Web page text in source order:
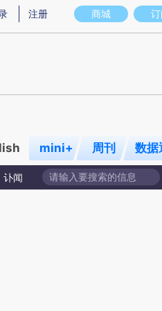
图存在偏差。不代表财新观点和立场。
商城
注册
mini+ 周刊 数据
讣闻